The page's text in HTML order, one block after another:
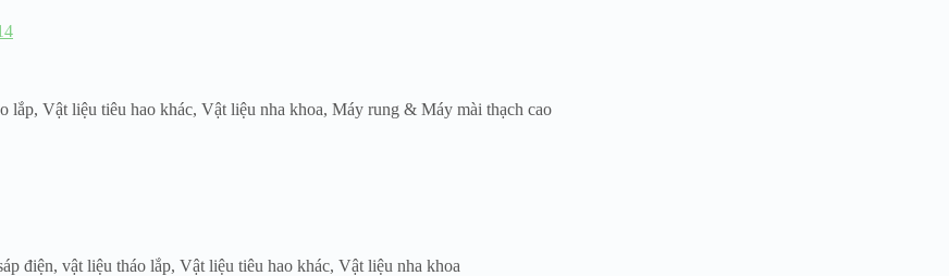
lắp, Vật liệu tiêu hao khác, Vật liệu nha khoa, Máy rung & Máy mài thạch cao
điện, vật liệu tháo lắp, Vật liệu tiêu hao khác, Vật liệu nha khoa